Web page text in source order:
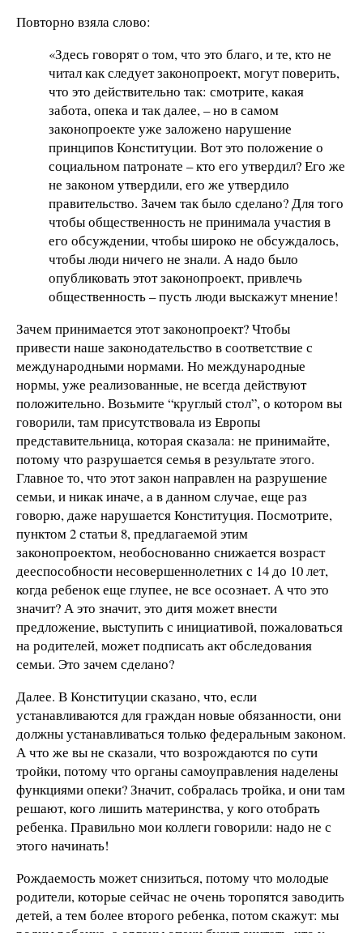
Повторно взяла слово:
«Здесь говорят о том, что это благо, и те, кто не
читал как следует законопроект, могут поверить,
что это действительно так: смотрите, какая
забота, опека и так далее, – но в самом
законопроекте уже заложено нарушение
принципов Конституции. Вот это положение о
социальном патронате – кто его утвердил? Его же
не законом утвердили, его же утвердило
правительство. Зачем так было сделано? Для того
чтобы общественность не принимала участия в
его обсуждении, чтобы широко не обсуждалось,
чтобы люди ничего не знали. А надо было
опубликовать этот законопроект, привлечь
общественность – пусть люди выскажут мнение!
Зачем принимается этот законопроект? Чтобы
привести наше законодательство в соответствие с
международными нормами. Но международные
нормы, уже реализованные, не всегда действуют
положительно. Возьмите “круглый стол”, о котором вы
говорили, там присутствовала из Европы
представительница, которая сказала: не принимайте,
потому что разрушается семья в результате этого.
Главное то, что этот закон направлен на разрушение
семьи, и никак иначе, а в данном случае, еще раз
говорю, даже нарушается Конституция. Посмотрите,
пунктом 2 статьи 8, предлагаемой этим
законопроектом, необоснованно снижается возраст
дееспособности несовершеннолетних с 14 до 10 лет,
когда ребенок еще глупее, не все осознает. А что это
значит? А это значит, это дитя может внести
предложение, выступить с инициативой, пожаловаться
на родителей, может подписать акт обследования
семьи. Это зачем сделано?
Далее. В Конституции сказано, что, если
устанавливаются для граждан новые обязанности, они
должны устанавливаться только федеральным законом.
А что же вы не сказали, что возрождаются по сути
тройки, потому что органы самоуправления наделены
функциями опеки? Значит, собралась тройка, и они там
решают, кого лишить материнства, у кого отобрать
ребенка. Правильно мои коллеги говорили: надо не с
этого начинать!
Рождаемость может снизиться, потому что молодые
родители, которые сейчас не очень торопятся заводить
детей, а тем более второго ребенка, потом скажут: мы